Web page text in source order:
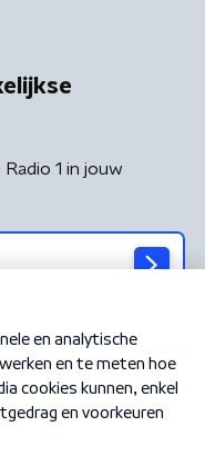
1 in jouw